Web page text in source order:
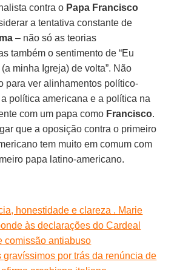
contra o Papa Francisco
a tentativa constante de
– não só as teorias
também o sentimento de “Eu
minha Igreja) de volta”. Não
para ver alinhamentos político-
política americana e a política na
com um papa como Francisco.
que a oposição contra o primeiro
tem muito em comum com
papa latino-americano.
honestidade e clareza . Marie
às declarações do Cardeal
comissão antiabuso
gravíssimos por trás da renúncia de